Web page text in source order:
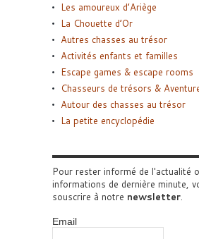
Les amoureux d’Ariège
La Chouette d’Or
Autres chasses au trésor
Activités enfants et familles
Escape games & escape rooms
Chasseurs de trésors &
Autour des chasses au trésor
La petite encyclopédie
Pour rester informé de l'actualité
informations de dernière minute,
souscrire à notre newsletter.
Email